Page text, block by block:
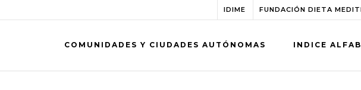
IDIME FUNDACIÓN DIETA
COMUNIDADES Y CIUDADES AUTÓNOMAS INDICE